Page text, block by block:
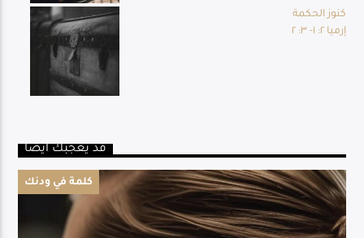
كنوز الحكمة
إرميا ٢: ١- ٣: ٢
قد يعجبك أيضا
كلمة في ودنك